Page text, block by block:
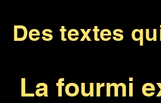
Des textes
La fourmi